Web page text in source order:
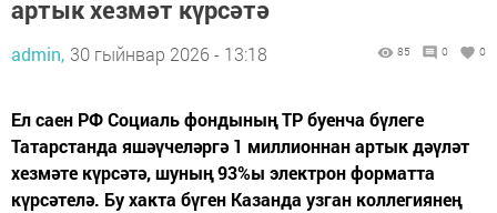
артык хезмәт күрсәтә
admin, 30 гыйнвар 2026 - 13:18 85 0 0
Ел саен РФ Социаль фондының ТР буенча бүлеге
Татарстанда яшәүчеләргә 1 миллионнан артык дәүләт
хезмәте күрсәтә, шуның 93%ы электрон форматта
күрсәтелә. Бу хакта бүген Казанда узган коллегиянең